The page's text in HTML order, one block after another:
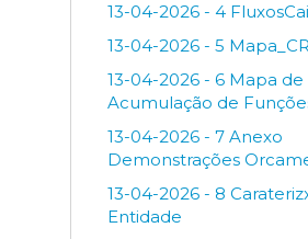
13-04-2026 - 4
13-04-2026 - 5
13-04-2026 - 6 Mapa de
Acumulação de
13-04-2026 - 7 Anexo
Demonstrações
13-04-2026 - 8
Entidade